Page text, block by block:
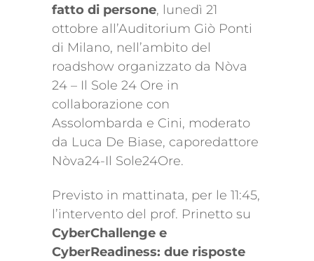
fatto di persone, lunedì 21
ottobre all’Auditorium Giò Ponti
di Milano, nell’ambito del
roadshow organizzato da Nòva
24 – Il Sole 24 Ore in
collaborazione con
Assolombarda e Cini, moderato
da Luca De Biase, caporedattore
Nòva24-Il Sole24Ore.
Previsto in mattinata, per le 11:45,
l’intervento del prof. Prinetto su
CyberChallenge e
CyberReadiness: due risposte